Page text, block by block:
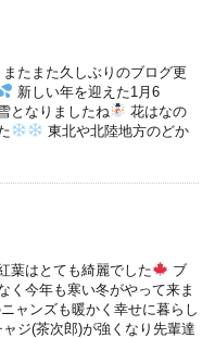
またまた久しぶりのブログ更
新しい年を迎えた1月6
となりましたね
花はなの
東北や北陸地方のどか
葉はとても綺麗でした
ブ
く今年も寒い冬がやって来ま
ャンズも暖かく幸せに暮らし
ジ(茶次郎)が強くなり先輩達